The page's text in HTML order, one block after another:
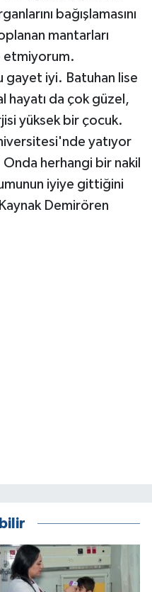
bağışlamasını
mantarları
etmiyorum.
gayet iyi. Batuhan lise
hayatı da çok güzel,
yüksek bir çocuk.
yatıyor
herhangi bir nakil
iyiye gittiğini
Demirören